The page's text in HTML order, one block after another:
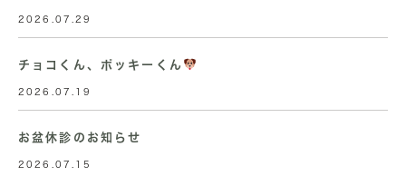
2026.07.29
チョコくん、ポッキーくん
2026.07.19
お盆休診のお知らせ
2026.07.15